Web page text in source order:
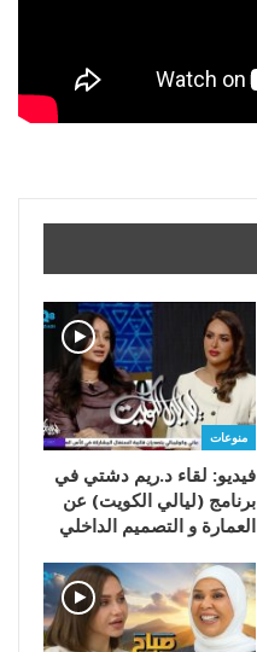
منوعات
فيديو: لقاء د.ريم دشتي في
برنامج (ليالي الكويت) عن
العمارة و التصميم الداخلي